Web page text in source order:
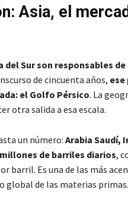
Asia, el
del Sur son responsables
de cincuenta años, ese
el Golfo Pérsico. La
otra salida a esa escala.
un número: Arabia Saudí,
de barriles diarios,
barril. Es una de las más
global de las materias primas.